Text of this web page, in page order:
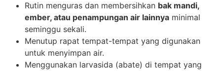
Rutin menguras dan membersihkan bak mandi,
ember, atau penampungan air lainnya minimal
seminggu sekali.
Menutup rapat tempat-tempat yang digunakan
untuk menyimpan air.
Menggunakan larvasida (abate) di tempat yang